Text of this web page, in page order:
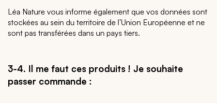
Léa Nature vous informe également que vos données sont
stockées au sein du territoire de l’Union Européenne et ne
sont pas transférées dans un pays tiers.
3-4. Il me faut ces produits ! Je souhaite
passer commande :